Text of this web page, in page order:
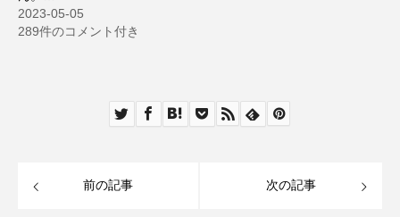
2023-05-05
289件のコメント付き
前の記事 次の記事